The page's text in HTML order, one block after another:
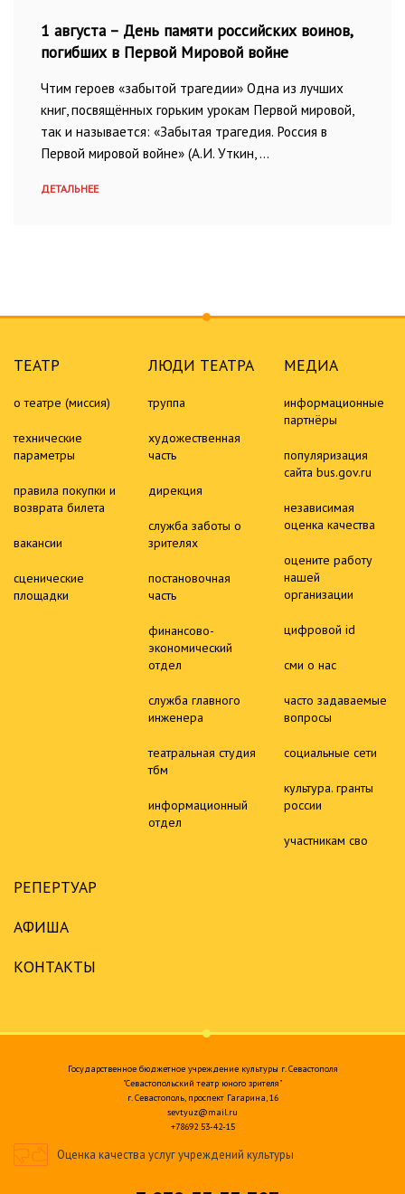
1 августа – День памяти российских воинов,
погибших в Первой Мировой войне
Чтим героев «забытой трагедии» Одна из лучших
книг, посвящённых горьким урокам Первой мировой,
так и называется: «Забытая трагедия. Россия в
Первой мировой войне» (А.И. Уткин, …
ДЕТАЛЬНЕЕ
ТЕАТР
о театре (миссия)
технические
параметры
правила покупки и
возврата билета
вакансии
сценические
площадки
ЛЮДИ ТЕАТРА
труппа
художественная
часть
дирекция
служба заботы о
зрителях
постановочная
часть
финансово-
экономический
отдел
служба главного
инженера
театральная студия
тбм
информационный
отдел
МЕДИА
информационные
партнёры
популяризация
сайта bus.gov.ru
независимая
оценка качества
оцените работу
нашей
организации
цифровой id
сми о нас
часто задаваемые
вопросы
социальные сети
культура. гранты
россии
участникам сво
РЕПЕРТУАР
АФИША
КОНТАКТЫ
Государственное бюджетное учреждение культуры г. Севастополя
"Севастопольский театр юного зрителя"
г. Севастополь, проспект Гагарина, 16
sevtyuz@mail.ru
+78692 53-42-15
Оценка качества услуг учреждений культуры